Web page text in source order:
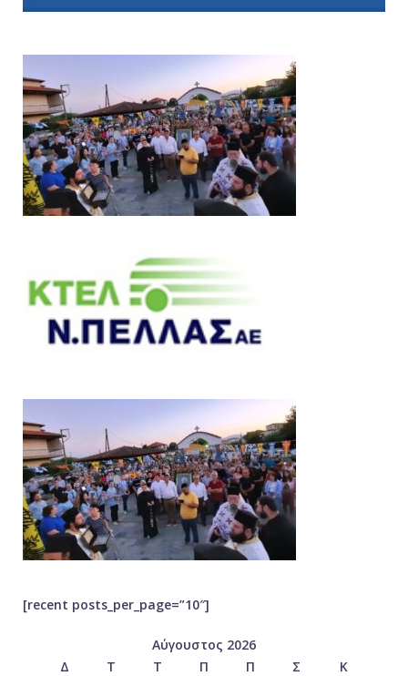
[recent posts_per_page=”10″]
Αύγουστος 2026
Δ
Τ Τ Π Π Σ
Κ